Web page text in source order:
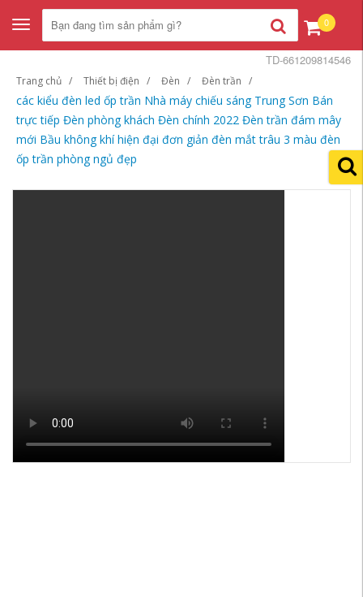
Toggle
navigation
0
Trang chủ Thiết bị điện Đèn Đèn trần
các kiểu đèn led ốp trần Nhà máy chiếu sáng Trung Sơn Bán
trực tiếp Đèn phòng khách Đèn chính 2022 Đèn trần đám mây
mới Bầu không khí hiện đại đơn giản đèn mắt trâu 3 màu đèn
ốp trần phòng ngủ đẹp
TD-661209814546